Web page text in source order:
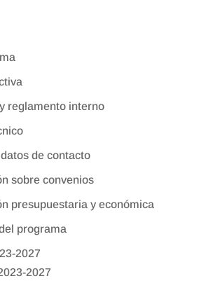
reglamento interno
de contacto
sobre convenios
presupuestaria y económica
programa
2027
2027